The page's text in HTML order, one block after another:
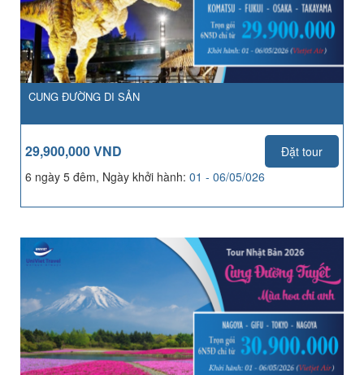
CUNG ĐƯỜNG DI SẢN
29,900,000 VND
Đặt tour
6 ngày 5 đêm, Ngày khởi hành: 01 - 06/05/026